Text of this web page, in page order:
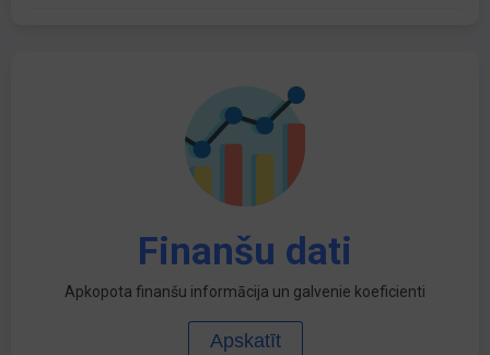
Finanšu dati
Apkopota finanšu informācija un galvenie koeficienti
Apskatīt